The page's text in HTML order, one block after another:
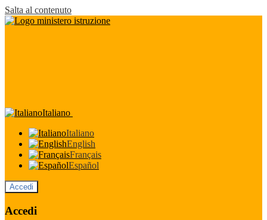
Salta al contenuto
Italiano
Italiano
English
Français
Español
Accedi
Accedi